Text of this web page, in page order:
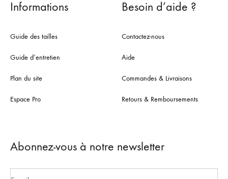
Informations
Guide des tailles
Guide d’entretien
Plan du site
Espace Pro
Besoin d’aide ?
Contactez-nous
Aide
Commandes & Livraisons
Retours & Remboursements
Abonnez-vous à notre newsletter